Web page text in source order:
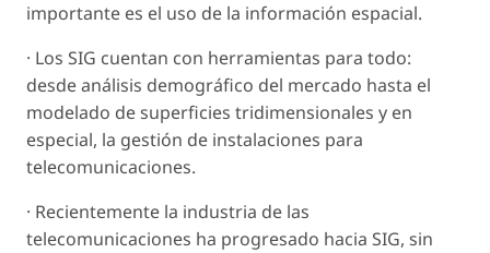
importante es el uso de la información espacial.
· Los SIG cuentan con herramientas para todo:
desde análisis demográfico del mercado hasta el
modelado de superficies tridimensionales y en
especial, la gestión de instalaciones para
telecomunicaciones.
· Recientemente la industria de las
telecomunicaciones ha progresado hacia SIG, sin